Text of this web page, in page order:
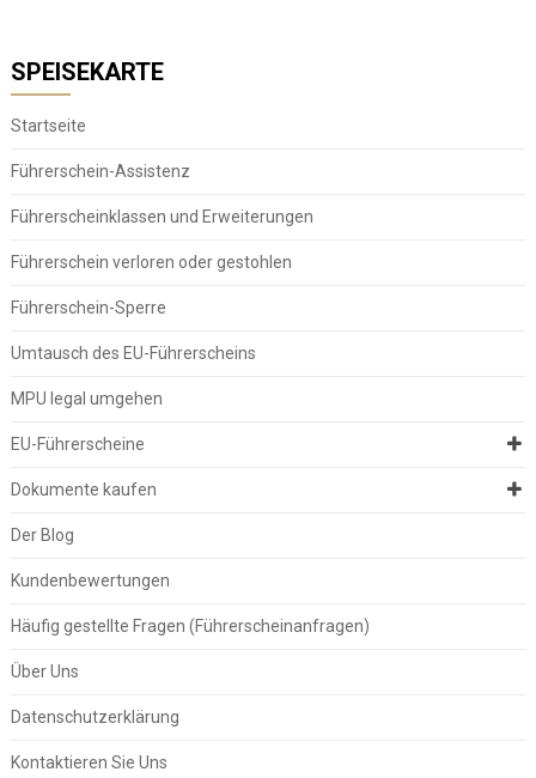
SPEISEKARTE
Startseite
Führerschein-Assistenz
Führerscheinklassen und Erweiterungen
Führerschein verloren oder gestohlen
Führerschein-Sperre
Umtausch des EU-Führerscheins
MPU legal umgehen
EU-Führerscheine
Dokumente kaufen
Der Blog
Kundenbewertungen
Häufig gestellte Fragen (Führerscheinanfragen)
Über Uns
Datenschutzerklärung
Kontaktieren Sie Uns